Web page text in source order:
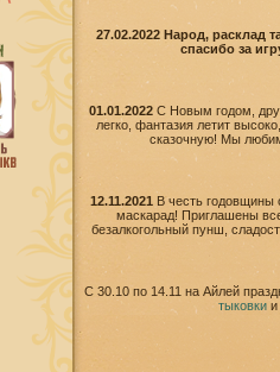
27.02.2022 Народ, расклад
спасибо за
01.01.2022 С Новым годом,
легко, фантазия летит
сказочную! Мы
12.11.2021
В честь годовщины
маскарад! Приглашены
безалкогольный пунш,
С 30.10 по 14.11 на Айлей
тыковкии